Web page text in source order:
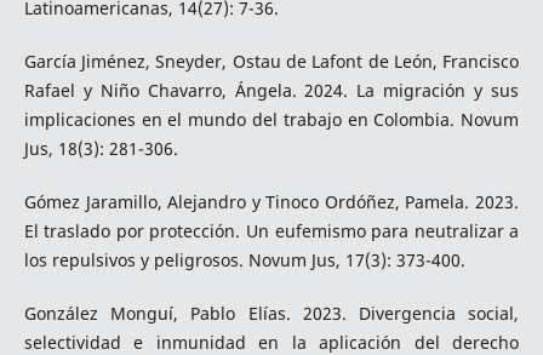
Latinoamericanas, 14(27): 7-36.
García Jiménez, Sneyder, Ostau de Lafont de León, Francisco
Rafael y Niño Chavarro, Ángela. 2024. La migración y sus
implicaciones en el mundo del trabajo en Colombia. Novum
Jus, 18(3): 281-306.
Gómez Jaramillo, Alejandro y Tinoco Ordóñez, Pamela. 2023.
El traslado por protección. Un eufemismo para neutralizar a
los repulsivos y peligrosos. Novum Jus, 17(3): 373-400.
González Monguí, Pablo Elías. 2023. Divergencia social,
selectividad e inmunidad en la aplicación del derecho